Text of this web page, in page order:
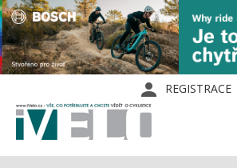
REGISTRACE